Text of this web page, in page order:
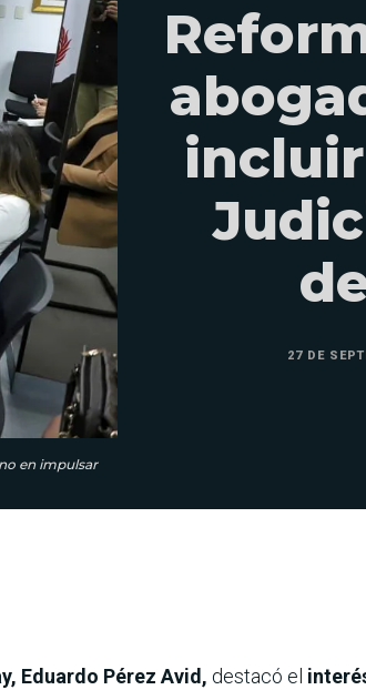
en impulsar
27 DE
Eduardo Pérez Avid, destacó el